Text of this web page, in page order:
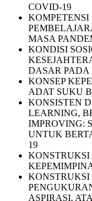
COVID-19
MASA
KONDISI
DASAR PADA
KONSEP
ADAT SUKU
KONSISTEN
LEARNING,
IMPROVING:
UNTUK
19
KONSTRUKSI
ASPIRASI,